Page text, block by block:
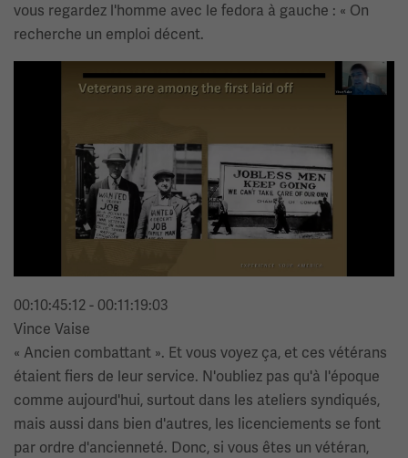
vous regardez l'homme avec le fedora à gauche : « On
recherche un emploi décent.
00:10:45:12 - 00:11:19:03
Vince Vaise
« Ancien combattant ». Et vous voyez ça, et ces vétérans
étaient fiers de leur service. N'oubliez pas qu'à l'époque
comme aujourd'hui, surtout dans les ateliers syndiqués,
mais aussi dans bien d'autres, les licenciements se font
par ordre d'ancienneté. Donc, si vous êtes un vétéran,